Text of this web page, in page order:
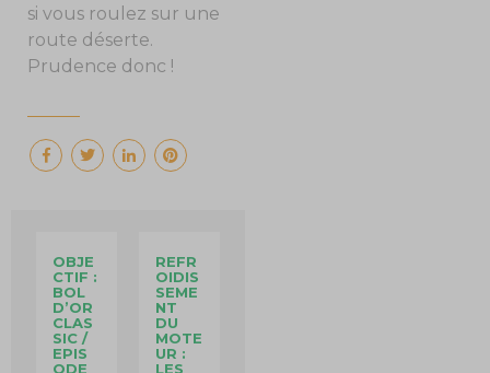
si vous roulez sur une
route déserte.
Prudence donc !
OBJE
CTIF :
BOL
D’OR
CLAS
SIC /
EPIS
ODE
REFR
OIDIS
SEME
NT
DU
MOTE
UR :
LES